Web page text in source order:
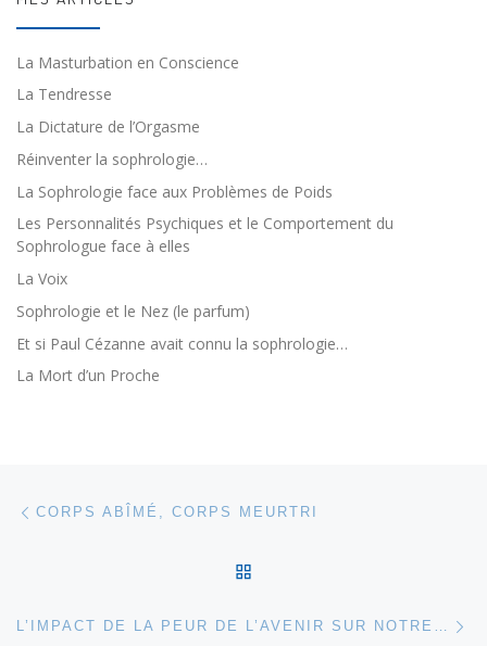
La Masturbation en Conscience
La Tendresse
La Dictature de l’Orgasme
Réinventer la sophrologie…
La Sophrologie face aux Problèmes de Poids
Les Personnalités Psychiques et le Comportement du
Sophrologue face à elles
La Voix
Sophrologie et le Nez (le parfum)
Et si Paul Cézanne avait connu la sophrologie…
La Mort d’un Proche
CORPS ABÎMÉ, CORPS MEURTRI
L’IMPACT DE LA PEUR DE L’AVENIR SUR NOTRE CERVEAU